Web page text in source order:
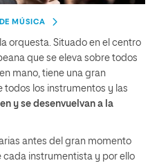
MÚSICA
orquesta. Situado en el centro
que se eleva sobre todos
mano, tiene una gran
todos los instrumentos y las
y se desenvuelvan a la
antes del gran momento
cada instrumentista y por ello